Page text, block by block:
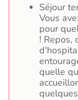
Séjour
Vous
pour
! Repos,
quelle